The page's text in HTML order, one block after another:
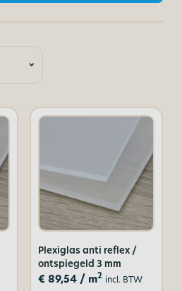
Plexiglas anti reflex /
ontspiegeld 3 mm
€ 89,54/ m2 incl. BTW